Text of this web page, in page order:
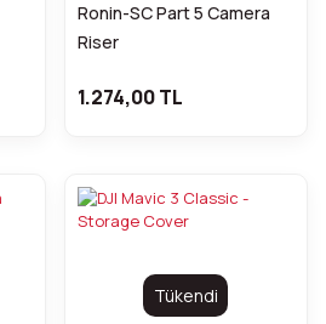
Ronin-SC Part 5 Camera
Riser
1.274,00 TL
Tükendi